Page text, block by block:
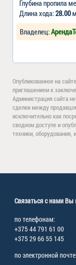
Глубина пропила
Длина хода:28.00
Владелец:
Опубликованное на
приглашением к
Администрация сайта
сделки между
исключительно как
сводном доступе и
техники, оборудования,
Связаться с нами Вы
по телефонам:
+375 44 791 61 00
+375 29 66 55 145
по электронной